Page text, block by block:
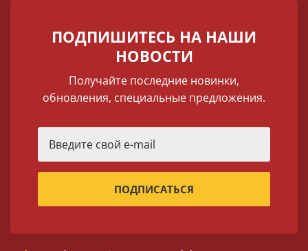
ПОДПИШИТЕСЬ НА НАШИ
НОВОСТИ
Получайте последние новинки,
обновления, специальные предложения.